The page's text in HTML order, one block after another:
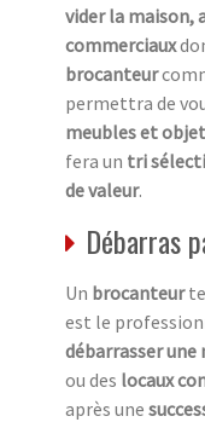
vider la maison,
commerciaux
brocanteur
permettra de
meubles et
fera un tri
de valeur.
Débarras
Un brocanteur
est le
débarrasser une
ou des locaux
après une